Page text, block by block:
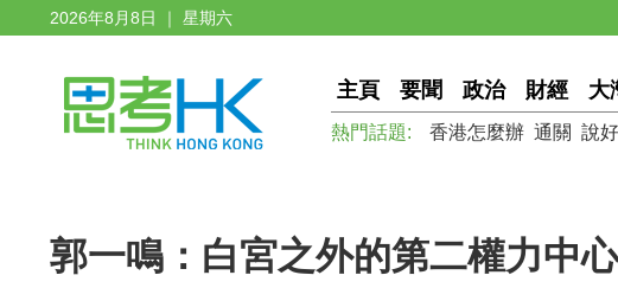
2026年8月8日 ｜ 星期六
主頁 要聞 政治 財經 大
熱門話題: 香港怎麼辦 通關 說
郭一鳴：白宮之外的第二權力中心